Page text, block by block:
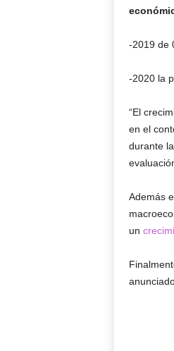
-2019 de
-2020 la
“El
en el
durante
Además
un